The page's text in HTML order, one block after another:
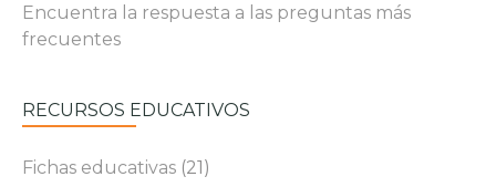
Encuentra la respuesta a las preguntas más
frecuentes
RECURSOS EDUCATIVOS
Fichas educativas (21)